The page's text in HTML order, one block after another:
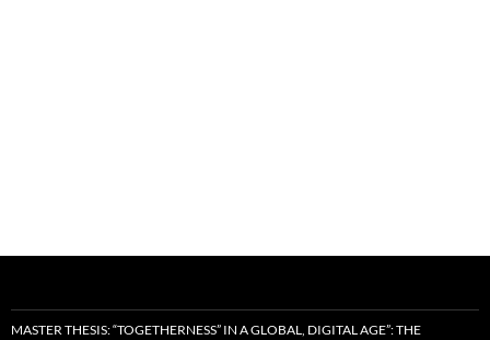
MASTER THESIS: “TOGETHERNESS” IN A GLOBAL, DIGITAL AGE”: THE